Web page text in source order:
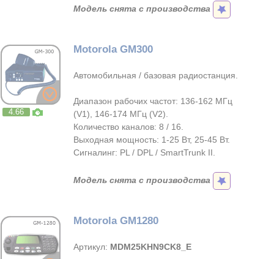
Модель снята с производства
4.66
Motorola GM300
Автомобильная / базовая радиостанция.
Диапазон рабочих частот: 136-162 МГц
(V1), 146-174 МГц (V2).
Количество каналов: 8 / 16.
Выходная мощность: 1-25 Вт, 25-45 Вт.
Сигналинг: PL / DPL / SmartTrunk II.
Модель снята с производства
Motorola GM1280
Артикул: MDM25KHN9CK8_E